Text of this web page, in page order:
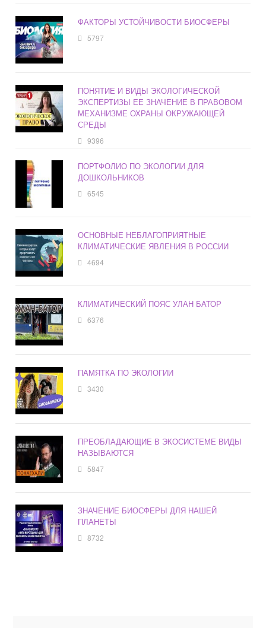
ФАКТОРЫ УСТОЙЧИВОСТИ БИОСФЕРЫ
5797
ПОНЯТИЕ И ВИДЫ ЭКОЛОГИЧЕСКОЙ
ЭКСПЕРТИЗЫ ЕЕ ЗНАЧЕНИЕ В ПРАВОВОМ
МЕХАНИЗМЕ ОХРАНЫ ОКРУЖАЮЩЕЙ
СРЕДЫ
9396
ПОРТФОЛИО ПО ЭКОЛОГИИ ДЛЯ
ДОШКОЛЬНИКОВ
6545
ОСНОВНЫЕ НЕБЛАГОПРИЯТНЫЕ
КЛИМАТИЧЕСКИЕ ЯВЛЕНИЯ В РОССИИ
4694
КЛИМАТИЧЕСКИЙ ПОЯС УЛАН БАТОР
6376
ПАМЯТКА ПО ЭКОЛОГИИ
3430
ПРЕОБЛАДАЮЩИЕ В ЭКОСИСТЕМЕ ВИДЫ
НАЗЫВАЮТСЯ
5847
ЗНАЧЕНИЕ БИОСФЕРЫ ДЛЯ НАШЕЙ
ПЛАНЕТЫ
8732